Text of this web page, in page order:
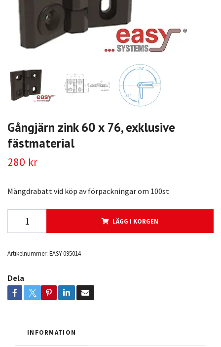
Gångjärn zink 60 x 76, exklusive
fästmaterial
280 kr
Mängdrabatt vid köp av förpackningar om 100st
LÄGG I KORGEN
Artikelnummer: EASY 095014
Dela
INFORMATION